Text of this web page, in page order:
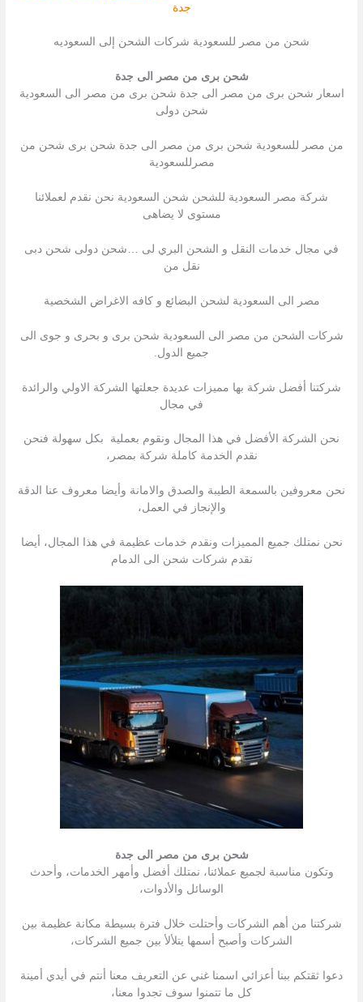
جدة
شحن من مصر للسعودية شركات الشحن إلى السعوديه
شحن برى من مصر الى جدة
اسعار شحن برى من مصر الى جدة شحن برى من مصر الى السعودية
شحن دولى
من مصر للسعودية شحن برى من مصر الى جدة شحن برى شحن من
مصرللسعودية
شركة مصر السعودية للشحن شحن السعودية نحن نقدم لعملائنا
مستوى لا يضاهى
في مجال خدمات النقل و الشحن البري لى …شحن دولى شحن دبى
نقل من
مصر الى السعودية لشحن البضائع و كافه الاغراض الشخصية
شركات الشحن من مصر الى السعودية شحن برى و بحرى و جوى الى
جميع الدول.
شركتنا أفضل شركة بها مميزات عديدة جعلتها الشركة الاولي والرائدة
في مجال
نحن الشركة الأفضل في هذا المجال ونقوم بعملية بكل سهولة فنحن
نقدم الخدمة كاملة شركة بمصر،
نحن معروفين بالسمعة الطيبة والصدق والامانة وأيضا معروف عنا الدقة
والإنجاز في العمل،
نحن نمتلك جميع المميزات ونقدم خدمات عظيمة في هذا المجال، أيضا
نقدم شركات شحن الى الدمام
شحن برى من مصر الى جدة
وتكون مناسبة لجميع عملائنا، نمتلك أفضل وأمهر الخدمات، وأحدث
الوسائل والأدوات،
شركتنا من أهم الشركات وأحتلت خلال فترة بسيطة مكانة عظيمة بين
الشركات وأصبح أسمها يتلألأ بين جميع الشركات،
دعوا ثقتكم ببنا أعزائي اسمنا غني عن التعريف معنا أنتم في أيدي أمينة
كل ما تتمنوا سوف تجدوا معنا،